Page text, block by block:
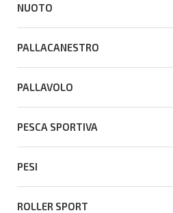
NUOTO
PALLACANESTRO
PALLAVOLO
PESCA SPORTIVA
PESI
ROLLER SPORT